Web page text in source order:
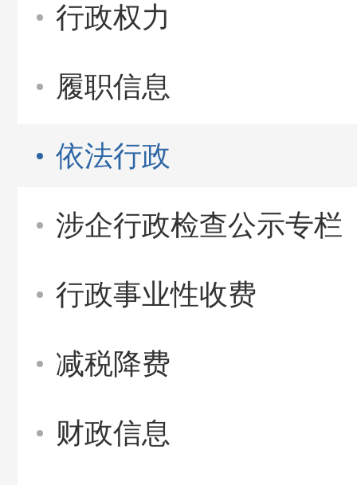
行政权力
履职信息
依法行政
涉企行政检查公示专栏
行政事业性收费
减税降费
财政信息